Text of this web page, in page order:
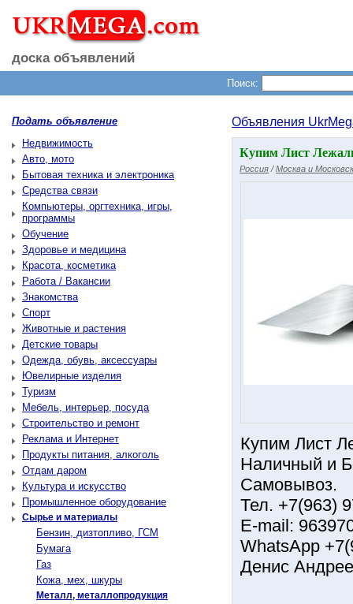
доска объявлений
Поиск:
Подать объявление
Недвижимость
Авто, мото
Бытовая техника и электроника
Средства связи
Компьютеры, оргтехника, игры,
программы
Обучение
Здоровье и медицина
Красота, косметика
Работа / Вакансии
Знакомства
Спорт
Животные и растения
Детские товары
Одежда, обувь, аксессуары
Ювелирные изделия
Туризм
Мебель, интерьер, посуда
Строительство и ремонт
Реклама и Интернет
Продукты питания, алкоголь
Отдам даром
Культура и искусство
Промышленное оборудование
Сырье и материалы
Бензин, дизтопливо, ГСМ
Бумага
Газ
Кожа, мех, шкуры
Металл, металлопродукция
Объявления
Купим Лист
Россия /Москва и
Купим Лист
Наличный и
Самовывоз.
Тел. +7(963)
Е-mail:
WhatsApp
Денис